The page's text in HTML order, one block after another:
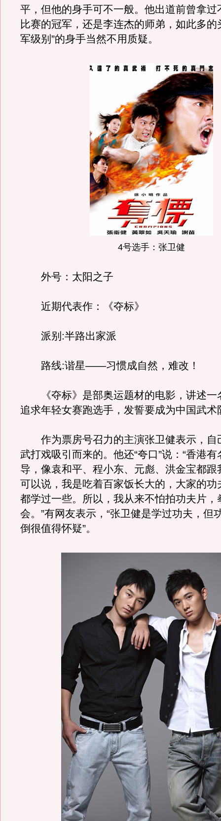
平，但他的身手可不一般。他出道前曾拿过
比赛的冠军，还是李连杰的师弟，如此多的
军级别”的身手当然不用质疑。
4号选手：张卫健
外号：太阳之子
近期代表作：《夺标》
派别:半路出家派
路线:谐星——习惯成自然，难改！
《夺标》是部奥运题材的电影，讲述一
追求年轻女赛跑选手，发誓要成为中国武
作为票房号召力的主演张卫健表示，自
武打戏吸引而来的。他还“夸口”说：“香港
导，像袁和平、程小东、元彪、洪金宝都跟
可以说，我是吃着百家饭长大的，大家的功
都学过一些。所以，我从来不怕拍功夫片，
会。”有网友表示，“张卫健是学过功夫，但
倒很值得怀疑”。